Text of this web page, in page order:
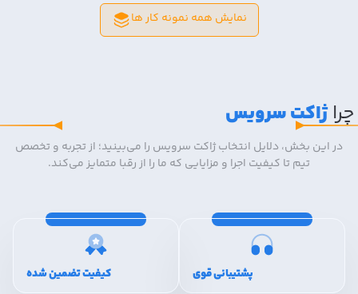
نمایش همه نمونه کار ها
چراژاکت سرویس
در این بخش، دلایل انتخاب ژاکت سرویس را می‌بینید؛ از تجربه و تخصص
تیم تا کیفیت اجرا و مزایایی که ما را از رقبا متمایز می‌کند.
پشتیبانی قوی کیفیت تضمین شده